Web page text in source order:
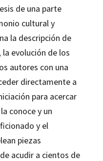
de una parte
cultural y
la descripción de
evolución de los
autores con una
directamente a
para acercar
conoce y un
y el
piezas
acudir a cientos de